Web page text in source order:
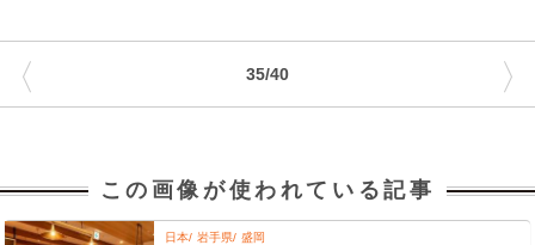
35/40
〈 〉
この画像が使われている記事
日本 岩手県 盛岡